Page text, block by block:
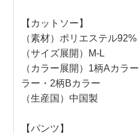
【カットソー】
（素材）ポリエステル
（サイズ展開）M-L
（カラー展開）1柄Aカラ
ラー・2柄Bカラー
（生産国）中国製
【パンツ】